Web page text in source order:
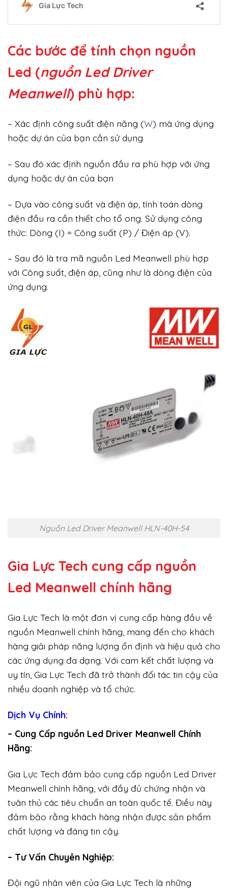
Các bước để tính chọn nguồn
Led (nguồn Led Driver
Meanwell) phù hợp:
– Xác định công suất điện năng (W) mà ứng dụng
hoặc dự án của bạn cần sử dụng
– Sau đó xác định nguồn đầu ra phù hợp với ứng
dụng hoặc dự án của bạn
– Dựa vào công suất và điện áp, tính toán dòng
điện đầu ra cần thiết cho tổ ong. Sử dụng công
thức: Dòng (I) = Công suất (P) / Điện áp (V).
– Sau đó là tra mã nguồn Led Meanwell phù hợp
với Công suất, điện áp, cũng như là dòng điện của
ứng dụng.
Nguồn Led Driver Meanwell HLN-40H-54
Gia Lực Tech cung cấp nguồn
Led Meanwell chính hãng
Gia Lực Tech là một đơn vị cung cấp hàng đầu về
nguồn Meanwell chính hãng, mang đến cho khách
hàng giải pháp năng lượng ổn định và hiệu quả cho
các ứng dụng đa dạng. Với cam kết chất lượng và
uy tín, Gia Lực Tech đã trở thành đối tác tin cậy của
nhiều doanh nghiệp và tổ chức.
Dịch Vụ Chính:
– Cung Cấp nguồn Led Driver Meanwell Chính
Hãng:
Gia Lực Tech đảm bảo cung cấp nguồn Led Driver
Meanwell chính hãng, với đầy đủ chứng nhận và
tuân thủ các tiêu chuẩn an toàn quốc tế. Điều này
đảm bảo rằng khách hàng nhận được sản phẩm
chất lượng và đáng tin cậy.
– Tư Vấn Chuyên Nghiệp:
Đội ngũ nhân viên của Gia Lực Tech là những